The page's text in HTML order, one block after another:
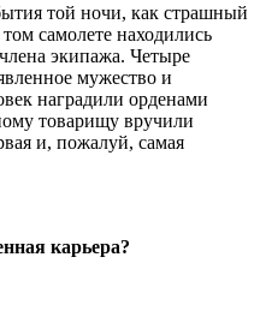
той ночи, как страшный
самолете находились
экипажа. Четыре
мужество и
наградили орденами
товарищу вручили
и, пожалуй, самая
карьера?